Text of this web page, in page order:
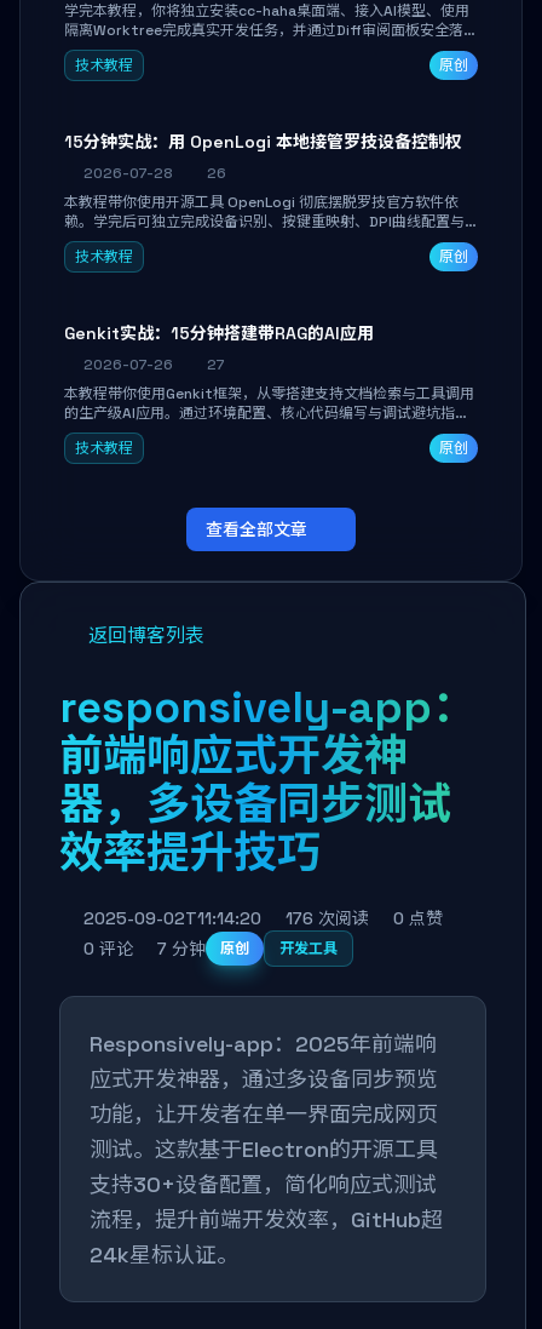
学完本教程，你将独立安装cc-haha桌面端、接入AI模型、使用
隔离Worktree完成真实开发任务，并通过Diff审阅面板安全落地
AI代码改写。告别终端黑盒操作，让AI在沙箱环境中工作，你只
做审阅和决策。
技术教程 原创
15分钟实战：用 OpenLogi 本地接管罗技设备控制权
2026-07-28
26
本教程带你使用开源工具 OpenLogi 彻底摆脱罗技官方软件依
赖。学完后可独立完成设备识别、按键重映射、DPI曲线配置与
SmartShift调节，实现完全离线控制，保护隐私并释放硬件性
能。
技术教程 原创
Genkit实战：15分钟搭建带RAG的AI应用
2026-07-26
27
本教程带你使用Genkit框架，从零搭建支持文档检索与工具调用
的生产级AI应用。通过环境配置、核心代码编写与调试避坑指
南，学完即可掌握多模型切换、RAG管道构建及函数调用注册，
独立开发高效AI智能体。
技术教程 原创
查看全部文章
返回博客列表
responsively-app：
前端响应式开发神
器，多设备同步测试
效率提升技巧
2025-09-02T11:14:20 176 次阅读
0 点赞
0 评论
7 分钟 原创 开发工具
Responsively-app：2025年前端响
应式开发神器，通过多设备同步预览
功能，让开发者在单一界面完成网页
测试。这款基于Electron的开源工具
支持30+设备配置，简化响应式测试
流程，提升前端开发效率，GitHub超
24k星标认证。